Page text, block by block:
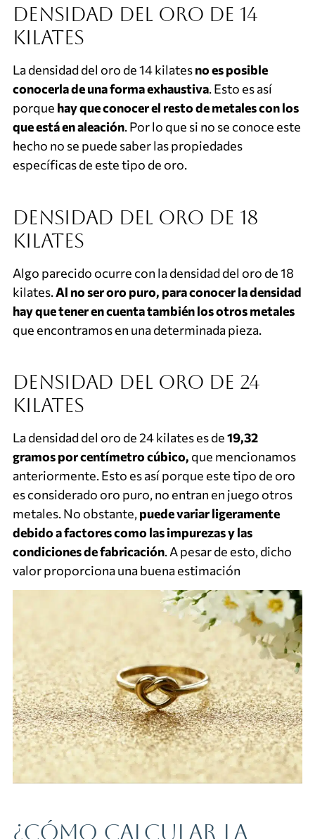
Densidad del oro de 14
kilates
La densidad del oro de 14 kilatesno es posible
conocerla de una forma exhaustiva. Esto es así
porque hay que conocer el resto de metales con los
que está en aleación. Por lo que si no se conoce este
hecho no se puede saber las propiedades
específicas de este tipo de oro.
Densidad del oro de 18
kilates
Algo parecido ocurre con la densidad del oro de 18
kilates.Al no ser oro puro, para conocer la densidad
hay que tener en cuenta también los otros metales
que encontramos en una determinada pieza.
Densidad del oro de 24
kilates
La densidad del oro de 24 kilates es de19,32
gramos por centímetro cúbico, que mencionamos
anteriormente. Esto es así porque este tipo de oro
es considerado oro puro, no entran en juego otros
metales. No obstante, puede variar ligeramente
debido a factores como las impurezas y las
condiciones de fabricación. A pesar de esto, dicho
valor proporciona una buena estimación
¿Cómo calcular la